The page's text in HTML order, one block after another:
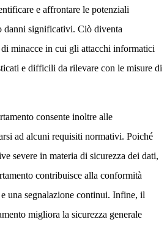
e affrontare le potenziali
danni significativi. Ciò diventa
di minacce in cui gli attacchi informatici
e difficili da rilevare con le misure di
consente inoltre alle
ad alcuni requisiti normativi. Poiché
severe in materia di sicurezza dei dati,
contribuisce alla conformità
una segnalazione continui. Infine, il
migliora la sicurezza generale